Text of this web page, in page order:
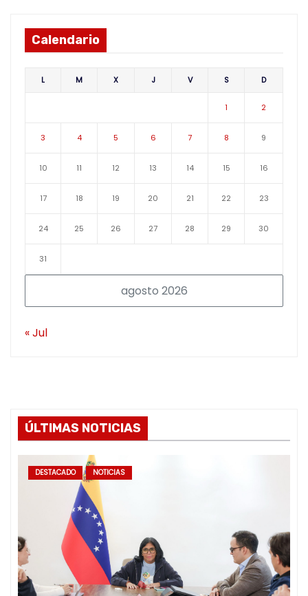
Calendario
agosto 2026
L M X J V S D
1 2
3 4 5 6 7 8 9
10 11 12 13 14 15 16
17 18 19 20 21 22 23
24 25 26 27 28 29 30
31
« Jul
ÚLTIMAS NOTICIAS
DESTACADO NOTICIAS